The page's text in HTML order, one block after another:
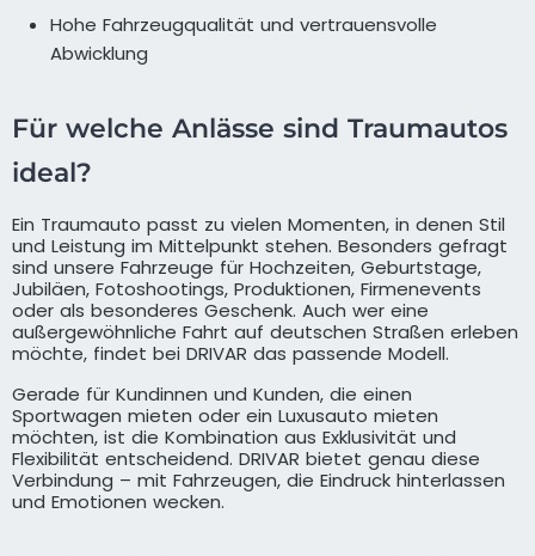
Hohe Fahrzeugqualität und vertrauensvolle
Abwicklung
Für welche Anlässe sind Traumautos
ideal?
Ein Traumauto passt zu vielen Momenten, in denen Stil
und Leistung im Mittelpunkt stehen. Besonders gefragt
sind unsere Fahrzeuge für Hochzeiten, Geburtstage,
Jubiläen, Fotoshootings, Produktionen, Firmenevents
oder als besonderes Geschenk. Auch wer eine
außergewöhnliche Fahrt auf deutschen Straßen erleben
möchte, findet bei DRIVAR das passende Modell.
Gerade für Kundinnen und Kunden, die einen
Sportwagen mieten oder ein Luxusauto mieten
möchten, ist die Kombination aus Exklusivität und
Flexibilität entscheidend. DRIVAR bietet genau diese
Verbindung – mit Fahrzeugen, die Eindruck hinterlassen
und Emotionen wecken.